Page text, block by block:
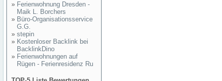
» Ferienwohnung Dresden -
Maik L. Borchers
» Büro-Organisationsservice
G.G.
» stepin
» Kostenloser Backlink bei
BacklinkDino
» Ferienwohnungen auf
Rügen - Ferienresidenz Ru